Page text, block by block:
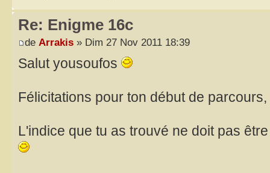
Re: Enigme 16c
de Arrakis » Dim 27 Nov 2011 18:39
Salut yousoufos
Félicitations pour ton début de
L'indice que tu as trouvé ne doit pas